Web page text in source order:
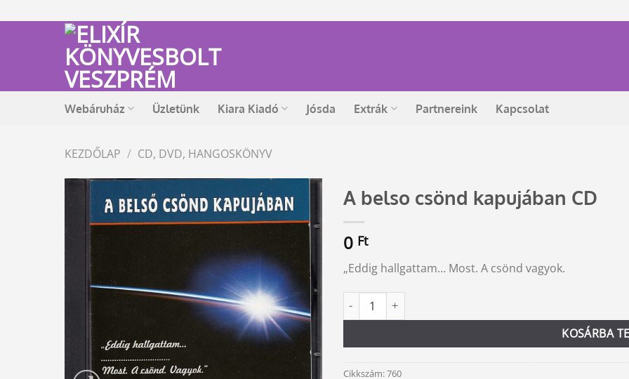
to
Webáruház Üzletünk Kiara Kiadó Jósda Extrák Partnereink Kapcsolat
KEZDŐLAP / CD, DVD, HANGOSKÖNYV
A belso csönd kapujában CD
0 Ft
„Eddig hallgattam… Most. A csönd vagyok.
A belso csönd kapujában CD mennyiség
KOSÁRBA
Alternative:
Cikkszám:760